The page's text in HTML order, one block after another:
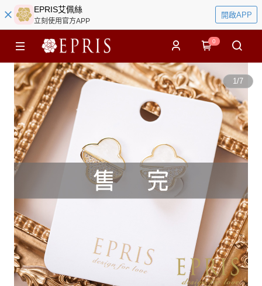
EPRIS艾佩絲
立刻使用官方APP
開啟APP
0
1/7